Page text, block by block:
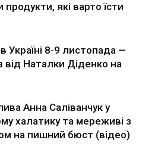
продукти, які варто їсти
Україні 8-9 листопада —
від Наталки Діденко на
Анна Саліванчук у
халатику та мереживі з
на пишний бюст (відео)